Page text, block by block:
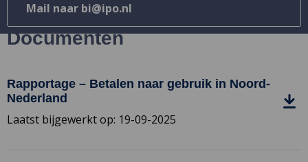
Mail naar bi@ipo.nl
Documenten
Rapportage – Betalen naar gebruik in Noord-
Nederland
Laatst bijgewerkt op: 19-09-2025
Download
bestand
Rapportage